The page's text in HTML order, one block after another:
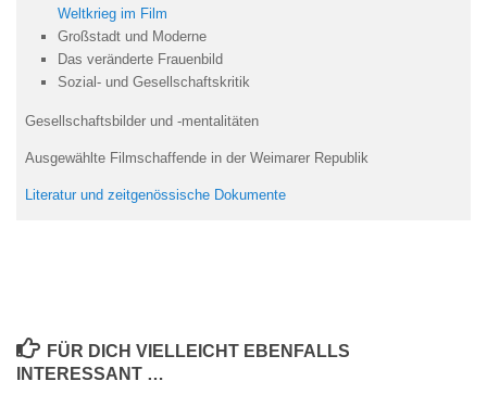
Weltkrieg im Film
Großstadt und Moderne
Das veränderte Frauenbild
Sozial- und Gesellschaftskritik
Gesellschaftsbilder und -mentalitäten
Ausgewählte Filmschaffende in der Weimarer Republik
Literatur und zeitgenössische Dokumente
FÜR DICH VIELLEICHT EBENFALLS
INTERESSANT …